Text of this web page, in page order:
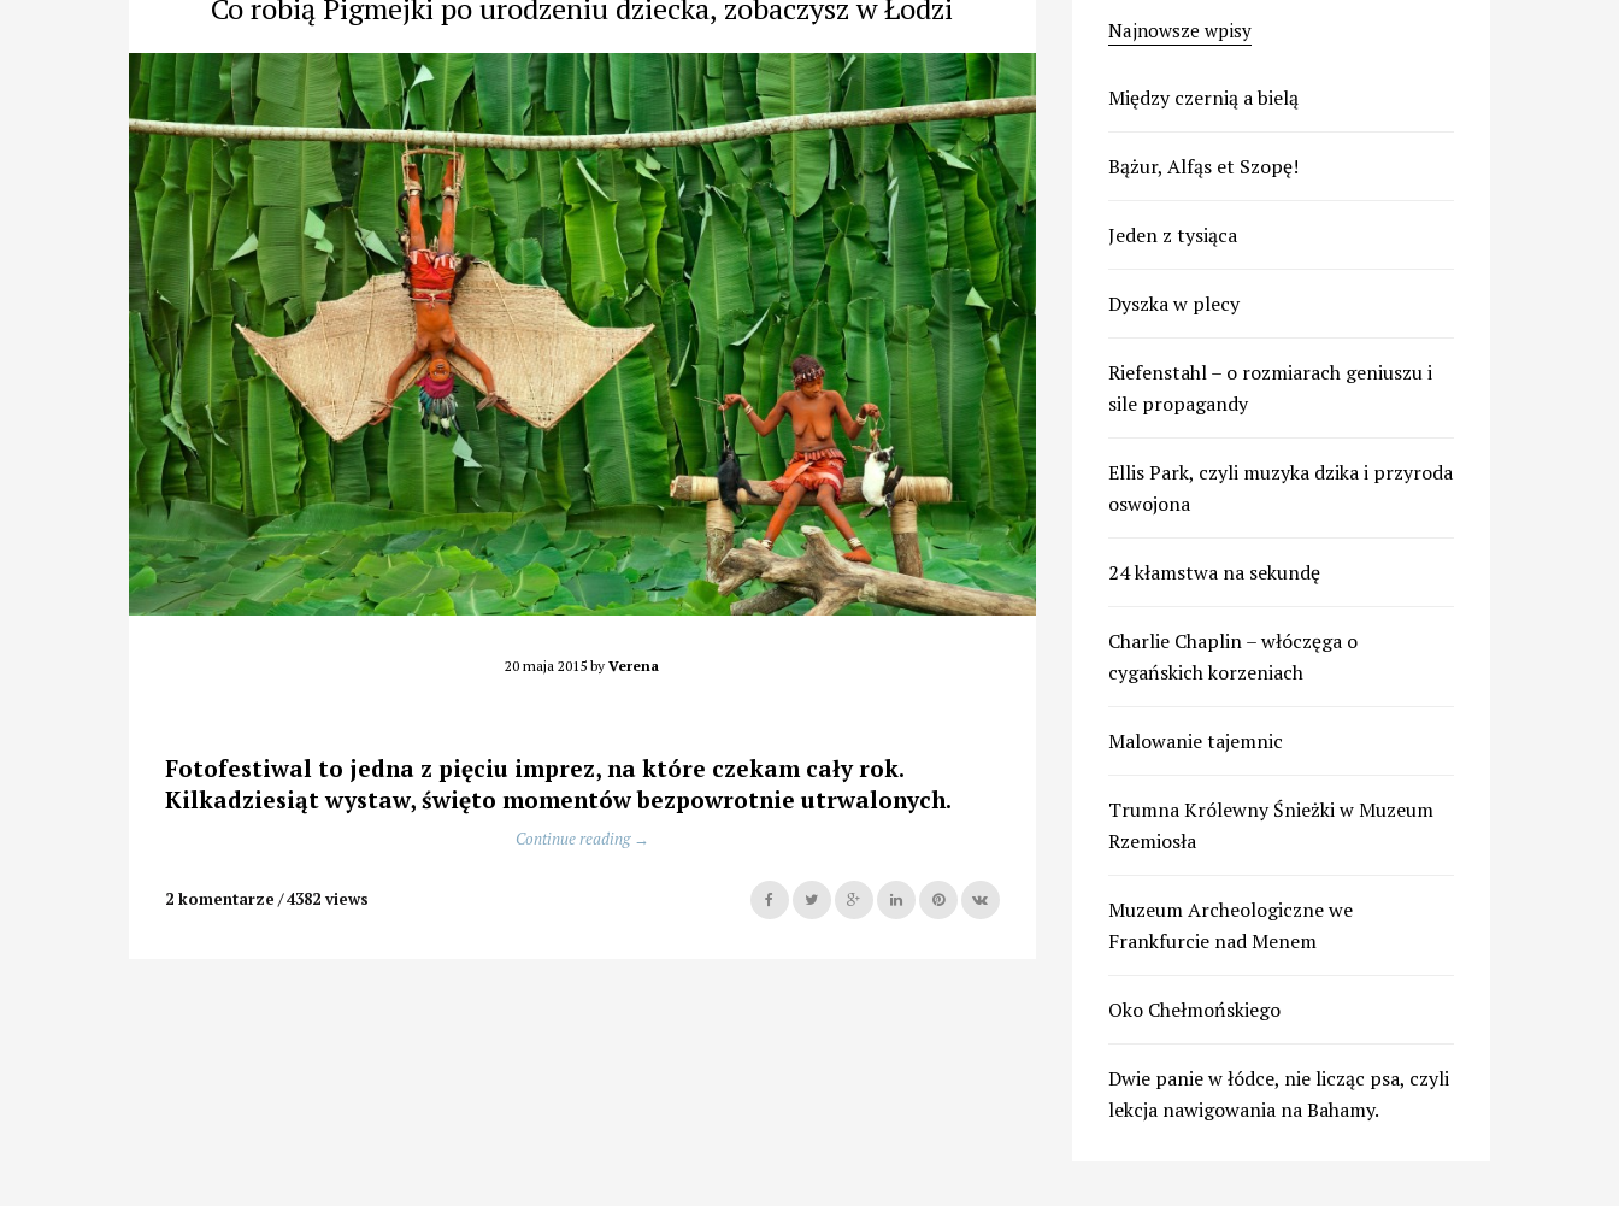
Co robią Pigmejki po urodzeniu dziecka, zobaczysz w Łodzi
20 maja 2015 byVerena
Fotofestiwal to jedna z pięciu imprez, na które czekam cały rok.
Kilkadziesiąt wystaw, święto momentów bezpowrotnie utrwalonych.
Continue reading „Co
→
2 komentarze 4382 views
Najnowsze wpisy
Między czernią a bielą
Bążur, Alfąs et Szopę!
Jeden z tysiąca
Dyszka w plecy
Riefenstahl – o rozmiarach geniuszu i
sile propagandy
Ellis Park, czyli muzyka dzika i przyroda
oswojona
24 kłamstwa na sekundę
Charlie Chaplin – włóczęga o
cygańskich korzeniach
Malowanie tajemnic
Trumna Królewny Śnieżki w Muzeum
Rzemiosła
Muzeum Archeologiczne we
Frankfurcie nad Menem
Oko Chełmońskiego
Dwie panie w łódce, nie licząc psa, czyli
lekcja nawigowania na Bahamy.